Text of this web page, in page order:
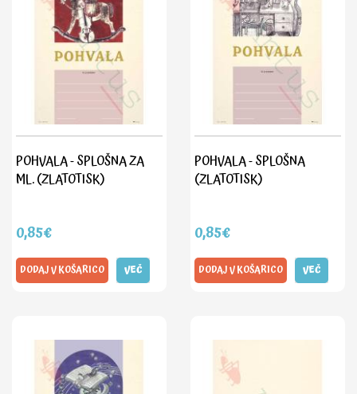
POHVALA - SPLOŠNA ZA
ML. (ZLATOTISK)
0,85€
DODAJ V KOŠARICO VEČ
POHVALA - SPLOŠNA
(ZLATOTISK)
0,85€
DODAJ V KOŠARICO VEČ